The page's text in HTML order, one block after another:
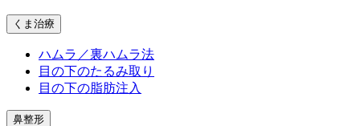
くま治療
ハムラ／裏ハムラ法
目の下のたるみ取り
目の下の脂肪注入
鼻整形